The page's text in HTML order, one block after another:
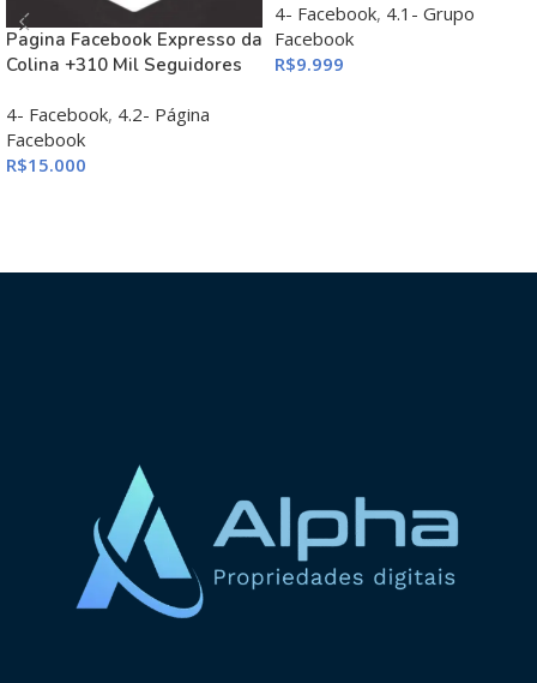
Pagina Facebook Expresso da
Colina +310 Mil Seguidores
4- Facebook, 4.2- Página
Facebook
R$15.000
4- Facebook, 4.1- Grupo
Facebook
R$9.999